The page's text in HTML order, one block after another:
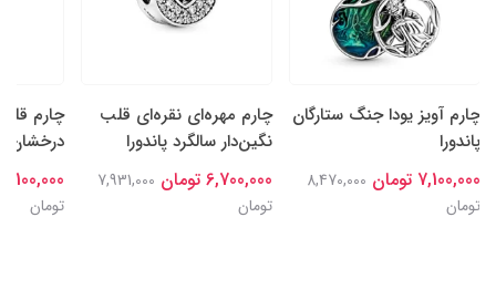
چارم آویز یودا جنگ ستارگان
پاندورا
7,100,000 تومان
8,470,000
تومان
چارم مهره‌ای نقره‌ای قلب
نگین‌دار سالگرد پاندورا
6,700,000 تومان
7,931,000
تومان
چارم
درخشان
7,100,000 تومان
تومان